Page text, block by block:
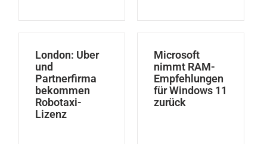
London: Uber
und
Partnerfirma
bekommen
Robotaxi-
Lizenz
Microsoft
nimmt RAM-
Empfehlungen
für Windows 11
zurück